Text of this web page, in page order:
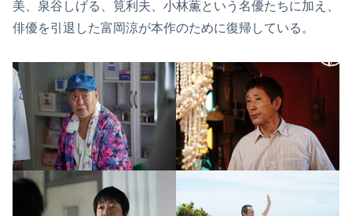
美、泉谷しげる、筧利夫、小林薫という名優たちに加え、
俳優を引退した富岡涼が本作のために復帰している。